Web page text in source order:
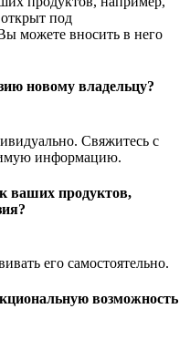
под
можете вносить в него
новому владельцу?
Свяжитесь с
информацию.
ваших продуктов,
его самостоятельно.
возможность